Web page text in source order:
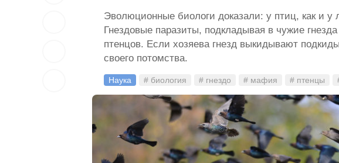
Эволюционные биологи доказали: у птиц, как и
Гнездовые паразиты, подкладывая в чужие
птенцов. Если хозяева гнезд выкидывают
своего потомства.
Наука # биология # гнездо # мафия # птенцы